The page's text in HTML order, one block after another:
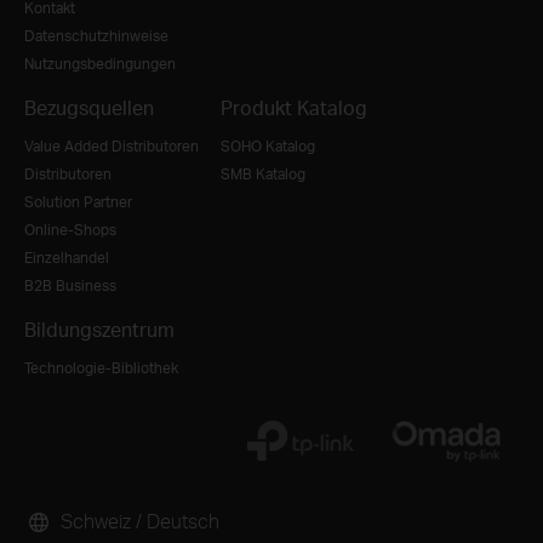
Kontakt
Datenschutzhinweise
Nutzungsbedingungen
Bezugsquellen
Value Added Distributoren
Distributoren
Solution Partner
Online-Shops
Einzelhandel
B2B Business
Produkt Katalog
SOHO Katalog
SMB Katalog
Bildungszentrum
Technologie-Bibliothek
Schweiz / Deutsch